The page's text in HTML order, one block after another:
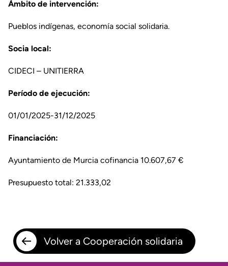
Ámbito de intervención:
Pueblos indígenas, economía social solidaria.
Socia local:
CIDECI – UNITIERRA
Período de ejecución:
01/01/2025-31/12/2025
Financiación:
Ayuntamiento de Murcia cofinancia 10.607,67 €
Presupuesto total: 21.333,02
Volver a Cooperación solidaria